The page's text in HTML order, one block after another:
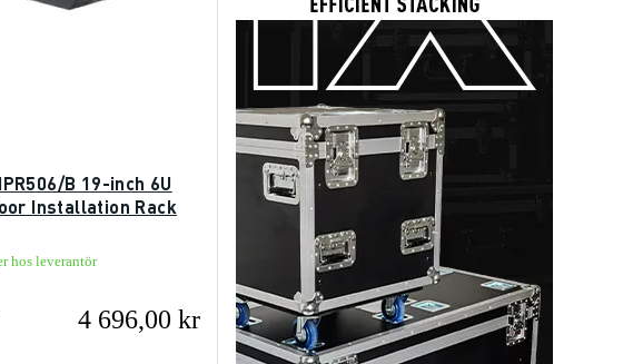
B 19-inch 6U
Installation Rack
hos leverantör
4 696,00 kr